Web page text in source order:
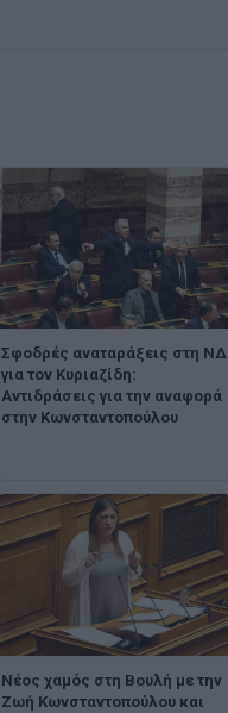
Σφοδρές αναταράξεις στη ΝΔ
για τον Κυριαζίδη:
Αντιδράσεις για την αναφορά
στην Κωνσταντοπούλου
Νέος χαμός στη Βουλή με την
Ζωή Κωνσταντοπούλου και